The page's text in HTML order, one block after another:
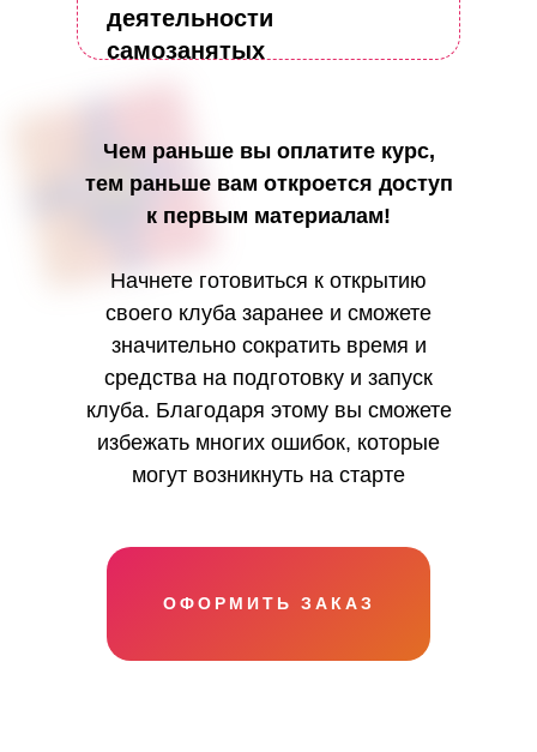
Чем раньше вы оплатите курс,
тем раньше вам откроется доступ
к первым материалам!
Начнете готовиться к открытию
своего клуба заранее и сможете
значительно сократить время и
средства на подготовку и запуск
клуба. Благодаря этому вы сможете
избежать многих ошибок, которые
могут возникнуть на старте
ОФОРМИТЬ ЗАКАЗ
деятельности
самозанятых